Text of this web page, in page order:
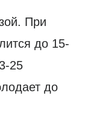
При
до 15-
25
до